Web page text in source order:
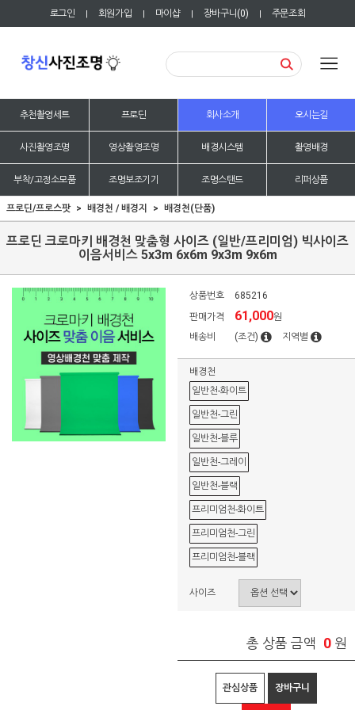
로그인 | 회원가입 | 마이샵 | 장바구니(0) | 주문조회
추천촬영세트 프로딘 회사소개 오시는길
사진촬영조명 영상촬영조명 배경시스템 촬영배경
부착/고정소모품 조명보조기기 조명스탠드 리퍼상품
프로딘/프로스팟 배경천 / 배경지 배경천(단품)
프로딘 크로마키 배경천 맞춤형 사이즈 (일반/프리미엄) 빅사이즈
이음서비스 5x3m 6x6m 9x3m 9x6m
상품번호
685216
판매가격
61,000원
배송비
(조건) 지역별
배경천
일반천-화이트
일반천-그린
일반천-블루
일반천-그레이
일반천-블랙
프리미엄천-화이트
프리미엄천-그린
프리미엄천-블랙
사이즈
총 상품 금액 0 원
관심상품 장바구니